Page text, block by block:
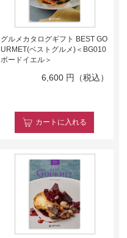
グルメカタログギフト BEST GO
URMET(ベストグルメ)＜BG010
ボードイエル＞
6,600 円（税込）
カート に入れる